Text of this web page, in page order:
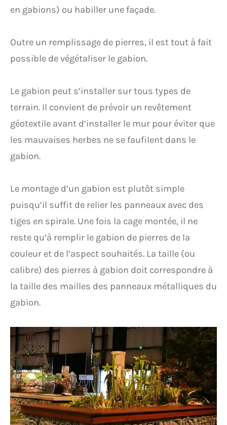
en gabions) ou habiller une façade.
Outre un remplissage de pierres, il est tout à fait
possible de végétaliser le gabion.
Le gabion peut s’installer sur tous types de
terrain. Il convient de prévoir un revêtement
géotextile avant d’installer le mur pour éviter que
les mauvaises herbes ne se faufilent dans le
gabion.
Le montage d’un gabion est plutôt simple
puisqu’il suffit de relier les panneaux avec des
tiges en spirale. Une fois la cage montée, il ne
reste qu’à remplir le gabion de pierres de la
couleur et de l’aspect souhaités. La taille (ou
calibre) des pierres à gabion doit correspondre à
la taille des mailles des panneaux métalliques du
gabion.